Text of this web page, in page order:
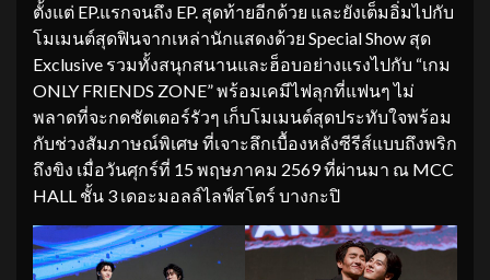
ตั้งแต่ EP.แรกจนถึง EP. สุดท้ายอีกด้วย และยังเต็มอิ่มไปกับ
โมเมนต์สุดฟินจากเหล่านักแสดงด้วย Special Show สุด
Exclusive รวมทั้งสนุกสนานและฮ็อบอย่างแรงไปกับ “เกม
ONLY FRIENDS ZONE” พร้อมเคมีไฟลุกที่แฟนๆ ไม่
พลาดที่จะกดชัตเตอร์รัวๆ เก็บโมเมนต์สุดประทับใจพร้อม
กับช่วงสัมภาษณ์พิเศษ ที่เจาะลึกเบื้องหลังซีรีส์แบบถึงพริก
ถึงขิง เมื่อวันศุกร์ที่ 15 พฤษภาคม 2569 ที่ผ่านมา ณ MCC
HALL ชั้น 3 เดอะมอลล์ไลฟ์สโตร์ บางกะปิ